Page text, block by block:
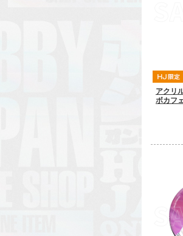
アクリ
ボカフ